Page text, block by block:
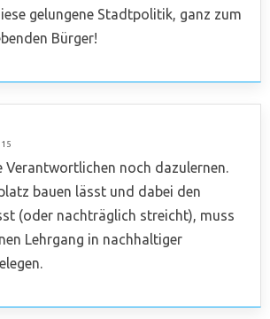
gelungene Stadtpolitik, ganz zum
Bürger!
Verantwortlichen noch dazulernen.
bauen lässt und dabei den
(oder nachträglich streicht), muss
Lehrgang in nachhaltiger